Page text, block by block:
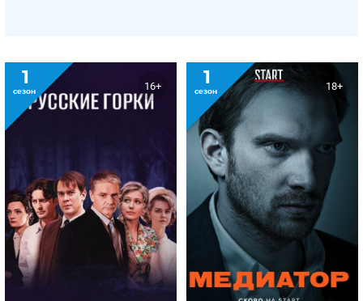
1
сезон 16+ 1
сезон 18+